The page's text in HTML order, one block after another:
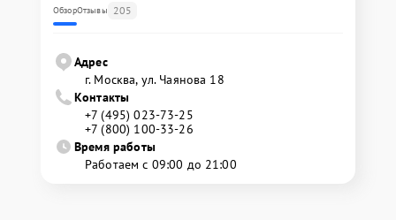
ОбзорОтзывы 205
Адрес
г. Москва, ул. Чаянова 18
Контакты
+7 (495) 023-73-25
+7 (800) 100-33-26
Время работы
Работаем с 09:00 до 21:00